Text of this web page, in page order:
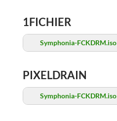
1FICHIER
Symphonia-FCKDRM.iso
PIXELDRAIN
Symphonia-FCKDRM.iso